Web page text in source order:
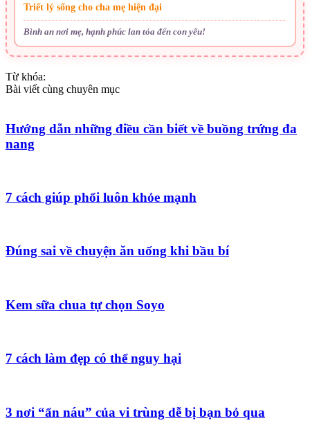
Triết lý sống cho cha mẹ hiện đại
Bình an nơi mẹ, hạnh phúc lan tỏa đến con yêu!
Từ khóa:
Bài viết cùng chuyên mục
Hướng dẫn những điều cần biết về buồng trứng đa
nang
7 cách giúp phổi luôn khỏe mạnh
Đúng sai về chuyện ăn uống khi bầu bí
Kem sữa chua tự chọn Soyo
7 cách làm đẹp có thể nguy hại
3 nơi “ẩn náu” của vi trùng dễ bị bạn bỏ qua